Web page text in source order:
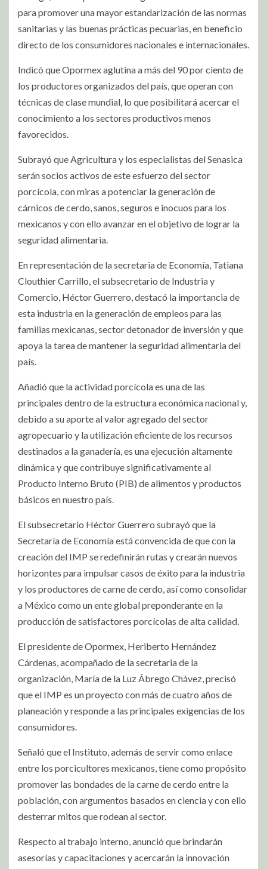
para promover una mayor estandarización de las normas
sanitarias y las buenas prácticas pecuarias, en beneficio
directo de los consumidores nacionales e internacionales.
Indicó que Opormex aglutina a más del 90 por ciento de
los productores organizados del país, que operan con
técnicas de clase mundial, lo que posibilitará acercar el
conocimiento a los sectores productivos menos
favorecidos.
Subrayó que Agricultura y los especialistas del Senasica
serán socios activos de este esfuerzo del sector
porcícola, con miras a potenciar la generación de
cárnicos de cerdo, sanos, seguros e inocuos para los
mexicanos y con ello avanzar en el objetivo de lograr la
seguridad alimentaria.
En representación de la secretaria de Economía, Tatiana
Clouthier Carrillo, el subsecretario de Industria y
Comercio, Héctor Guerrero, destacó la importancia de
esta industria en la generación de empleos para las
familias mexicanas, sector detonador de inversión y que
apoya la tarea de mantener la seguridad alimentaria del
país.
Añadió que la actividad porcícola es una de las
principales dentro de la estructura económica nacional y,
debido a su aporte al valor agregado del sector
agropecuario y la utilización eficiente de los recursos
destinados a la ganadería, es una ejecución altamente
dinámica y que contribuye significativamente al
Producto Interno Bruto (PIB) de alimentos y productos
básicos en nuestro país.
El subsecretario Héctor Guerrero subrayó que la
Secretaría de Economía está convencida de que con la
creación del IMP se redefinirán rutas y crearán nuevos
horizontes para impulsar casos de éxito para la industria
y los productores de carne de cerdo, así como consolidar
a México como un ente global preponderante en la
producción de satisfactores porcícolas de alta calidad.
El presidente de Opormex, Heriberto Hernández
Cárdenas, acompañado de la secretaria de la
organización, María de la Luz Ábrego Chávez, precisó
que el IMP es un proyecto con más de cuatro años de
planeación y responde a las principales exigencias de los
consumidores.
Señaló que el Instituto, además de servir como enlace
entre los porcicultores mexicanos, tiene como propósito
promover las bondades de la carne de cerdo entre la
población, con argumentos basados en ciencia y con ello
desterrar mitos que rodean al sector.
Respecto al trabajo interno, anunció que brindarán
asesorías y capacitaciones y acercarán la innovación